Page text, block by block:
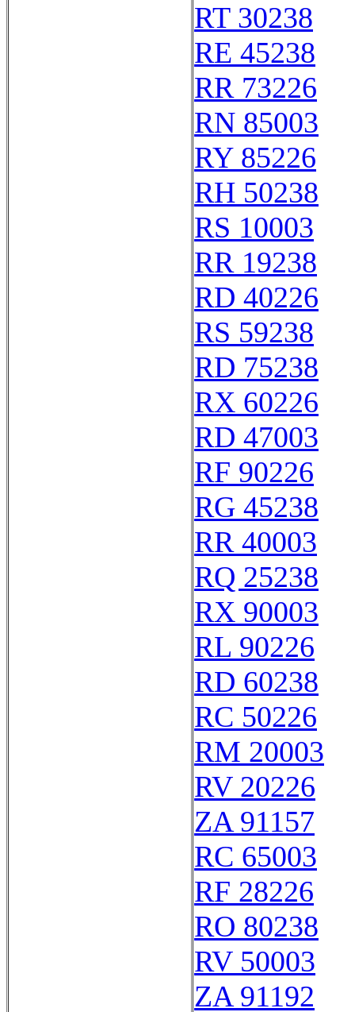
RT 30238
RE 45238
RR 73226
RN 85003
RY 85226
RH 50238
RS 10003
RR 19238
RD 40226
RS 59238
RD 75238
RX 60226
RD 47003
RF 90226
RG 45238
RR 40003
RQ 25238
RX 90003
RL 90226
RD 60238
RC 50226
RM 20003
RV 20226
ZA 91157
RC 65003
RF 28226
RO 80238
RV 50003
ZA 91192